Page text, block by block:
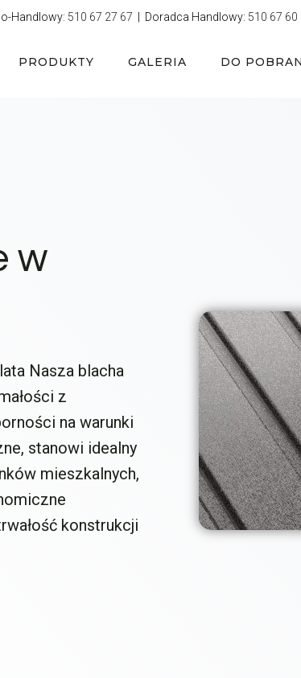
Handlowy: 510 67 27 67 | Doradca Handlowy: 510 67 60
PRODUKTY GALERIA DO
w
Nasza blacha
z
na warunki
stanowi idealny
mieszkalnych,
konstrukcji